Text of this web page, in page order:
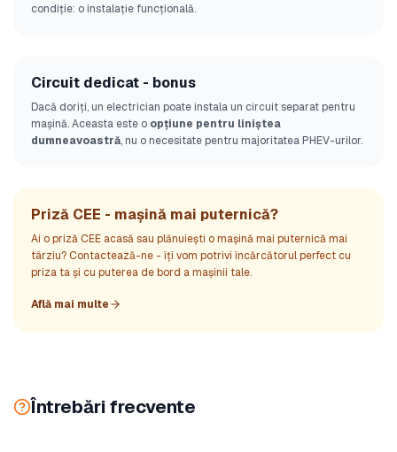
condiție: o instalație funcțională.
Circuit dedicat - bonus
Dacă doriți, un electrician poate instala un circuit separat pentru
mașină. Aceasta este o opțiune pentru liniștea
dumneavoastră, nu o necesitate pentru majoritatea PHEV-urilor.
Priză CEE - mașină mai puternică?
Ai o priză CEE acasă sau plănuiești o mașină mai puternică mai
târziu? Contactează-ne - îți vom potrivi încărcătorul perfect cu
priza ta și cu puterea de bord a mașinii tale.
Află mai multe
Întrebări frecvente